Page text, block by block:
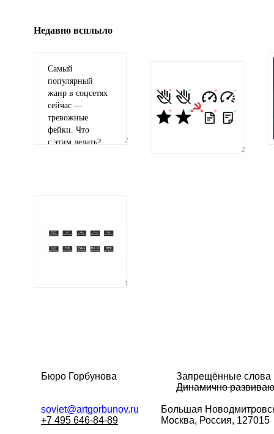
Недавно всплыло
Самый
популярный
жанр в соцсетях
сейчас —
тревожные
фейки. Что
с этим делать?
2
2
1
Бюро Горбунова
Запрещённые слова
Динамично
soviet@artgorbunov.ru
+7 495 646-84-89
Большая
Москва, Россия, 127015